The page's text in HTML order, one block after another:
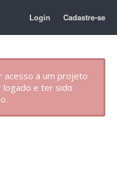
Login Cadastre-se
acesso a um projeto
logado e ter sido